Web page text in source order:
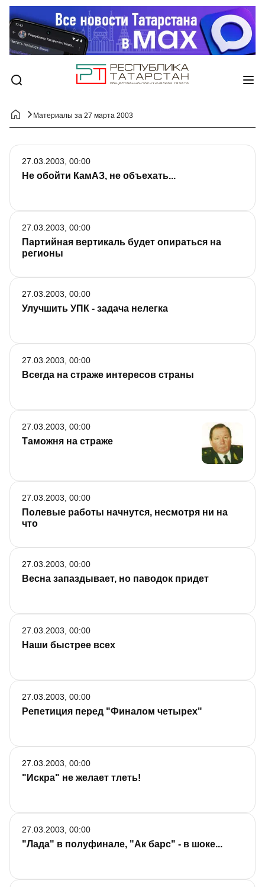
Материалы за 27 марта 2003
Не обойти КамАЗ, не объехать...
27.03.2003, 00:00
Партийная вертикаль будет опираться на
регионы
27.03.2003, 00:00
Улучшить УПК - задача нелегка
27.03.2003, 00:00
Всегда на страже интересов страны
27.03.2003, 00:00
Таможня на страже
27.03.2003, 00:00
Полевые работы начнутся, несмотря ни на
что
27.03.2003, 00:00
Весна запаздывает, но паводок придет
27.03.2003, 00:00
Наши быстрее всех
27.03.2003, 00:00
Репетиция перед "Финалом четырех"
27.03.2003, 00:00
"Искра" не желает тлеть!
27.03.2003, 00:00
"Лада" в полуфинале, "Ак барс" - в шоке...
27.03.2003, 00:00